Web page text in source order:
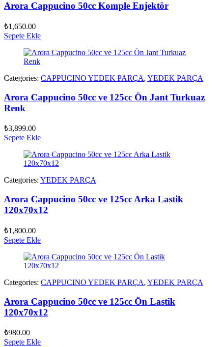
Arora Cappucino 50cc Komple Enjektör
₺1,650.00
Sepete Ekle
Categories: CAPPUCINO YEDEK PARÇA, YEDEK PARÇA
Arora Cappucino 50cc ve 125cc Ön Jant Turkuaz
Renk
₺3,899.00
Sepete Ekle
Categories: YEDEK PARÇA
Arora Cappucino 50cc ve 125cc Arka Lastik
120x70x12
₺1,800.00
Sepete Ekle
Categories: CAPPUCINO YEDEK PARÇA, YEDEK PARÇA
Arora Cappucino 50cc ve 125cc Ön Lastik
120x70x12
₺980.00
Sepete Ekle